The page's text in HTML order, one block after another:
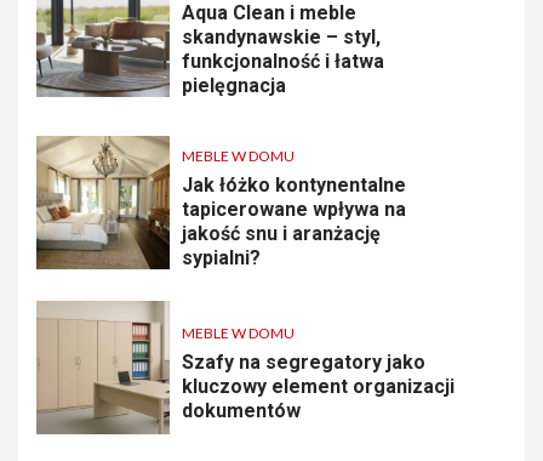
Aqua Clean i meble
skandynawskie – styl,
funkcjonalność i łatwa
pielęgnacja
MEBLE W DOMU
Jak łóżko kontynentalne
tapicerowane wpływa na
jakość snu i aranżację
sypialni?
MEBLE W DOMU
Szafy na segregatory jako
kluczowy element organizacji
dokumentów